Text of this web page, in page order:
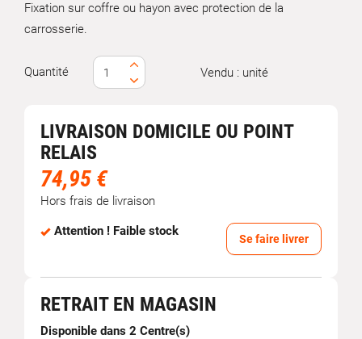
Fixation sur coffre ou hayon avec protection de la
carrosserie.
Quantité Vendu : unité
LIVRAISON DOMICILE OU POINT
RELAIS
74,95 €
Hors frais de livraison
Attention ! Faible stock
Se faire livrer
RETRAIT EN MAGASIN
Disponible dans 2 Centre(s)